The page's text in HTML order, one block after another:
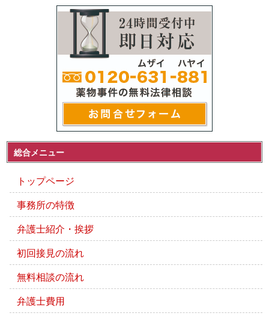
総合メニュー
トップページ
事務所の特徴
弁護士紹介・挨拶
初回接見の流れ
無料相談の流れ
弁護士費用